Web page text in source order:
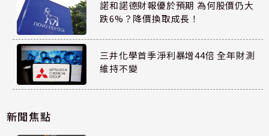
諾和諾德財報優於預期 為何股價仍大
跌6%？降價換取成長！
三井化學首季淨利暴增44倍 全年財測
維持不變
新聞焦點